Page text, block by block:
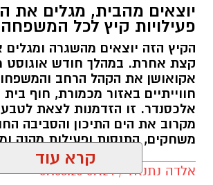
יוצאים מהבית, מגלים את
פעילויות קיץ לכל המשפחה
הקיץ הזה יוצאים מהשגרה ומגלים
קצת אחרת. במהלך חודש אוגוסט
אקואושן את הקהל הרחב
חווייתיים באזור מכמורת, חוף בית
אלכסנדר. זו הזדמנות לצאת לטבע
מקרוב את הים התיכון והסביבה
משחקים, התנסות ופעילות מהנה
אלדה נתנאל / 09:24 07.08.26
קרא עוד